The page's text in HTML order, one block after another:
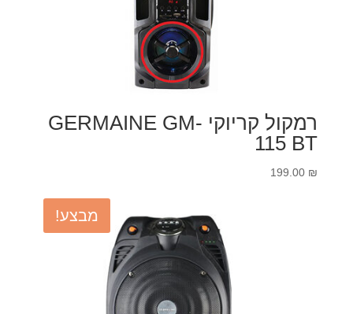
רמקול קריוקי GERMAINE GM-
115 BT
199.00 ₪
מבצע!